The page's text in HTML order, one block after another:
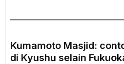
Kumamoto Masjid:
di Kyushu selain